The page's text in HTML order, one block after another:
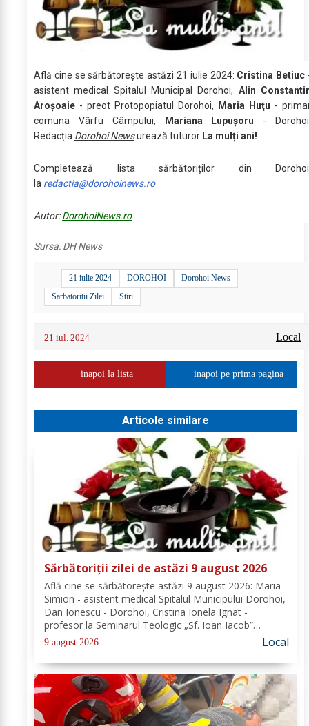
Află cine se sărbătoreşte astăzi 21 iulie 2024: Cristina Betiuc
asistent medical Spitalul Municipal Dorohoi, Alin
Aroșoaie - preot Protopopiatul Dorohoi, Maria Huţu -
comuna Vârfu Câmpului,
Mariana Lupușoru -
Redacția Dorohoi Newsurează tuturor La mulți ani!
Completează lista sărbătoriților din
la redactia@dorohoinews.ro
Autor:DorohoiNews.ro
Sursa:DH News
21 iulie 2024 DOROHOI
Dorohoi News
Sarbatoritii Zilei
Stiri
21 iul. 2024 Local
inapoi la lista inapoi pe prima pagina
Articole similare
Sărbătoriții zilei de astăzi 9 august 2026
Află cine se sărbătoreşte astăzi 9 august 2026: Maria
Simion - asistent medical Spitalul Municipului Dorohoi,
Dan Ionescu - Dorohoi, Cristina Ionela Ignat -
profesor la Seminarul Teologic „Sf. Ioan Iacob”
Dorohoi, Ana-Maria Ojog - profesor- consilier
educativ Școala Gimnazială Nr. 1 Dumeni, Mihai...
9 august 2026 Local